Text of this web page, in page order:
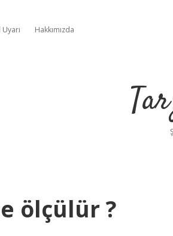
Hakkımızda
ölçülür ?